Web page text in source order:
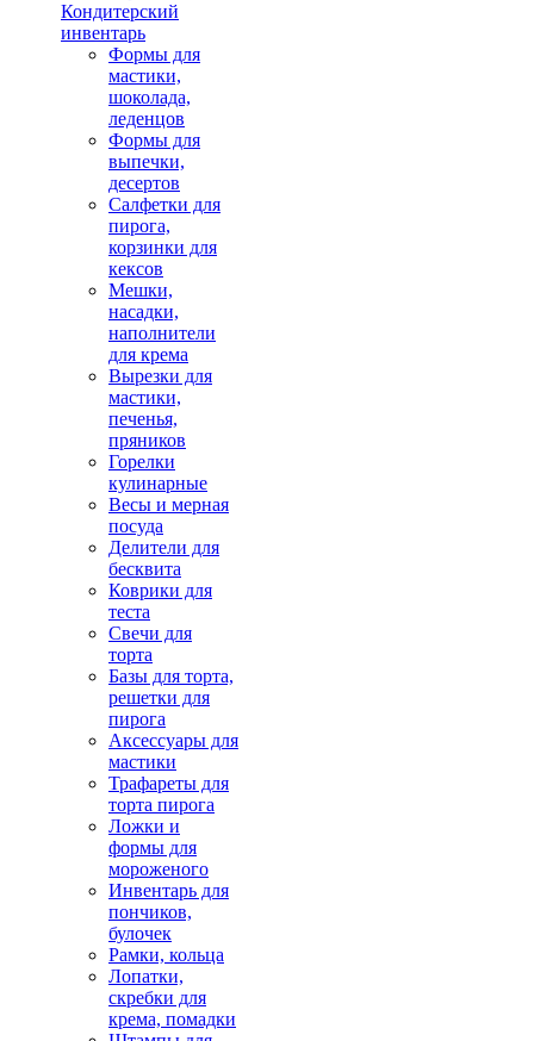
Кондитерский
инвентарь
Формы для
мастики,
шоколада,
леденцов
Формы для
выпечки,
десертов
Салфетки для
пирога,
корзинки для
кексов
Мешки,
насадки,
наполнители
для крема
Вырезки для
мастики,
печенья,
пряников
Горелки
кулинарные
Весы и мерная
посуда
Делители для
бесквита
Коврики для
теста
Свечи для
торта
Базы для торта,
решетки для
пирога
Аксессуары для
мастики
Трафареты для
торта пирога
Ложки и
формы для
мороженого
Инвентарь для
пончиков,
булочек
Рамки, кольца
Лопатки,
скребки для
крема, помадки